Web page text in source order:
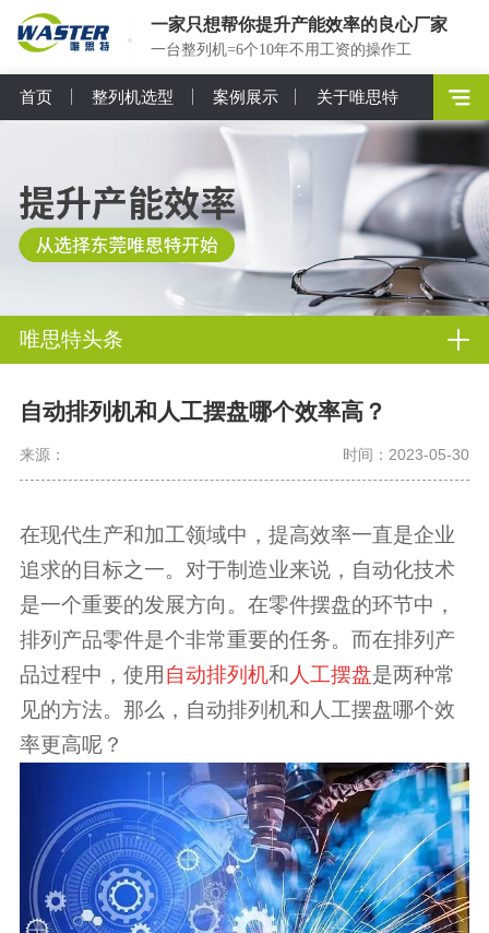
一家只想帮你提升产能效率的良心厂家
一台整列机=6个10年不用工资的操作工
首页 整列机选型 案例展示 关于唯思特
唯思特头条
自动排列机和人工摆盘哪个效率高？
来源： 时间：2023-05-30
在现代生产和加工领域中，提高效率一直是企业
追求的目标之一。对于制造业来说，自动化技术
是一个重要的发展方向。在零件摆盘的环节中，
排列产品零件是个非常重要的任务。而在排列产
品过程中，使用自动排列机和 人工摆盘是两种常
见的方法。那么，自动排列机和人工摆盘哪个效
率更高呢？